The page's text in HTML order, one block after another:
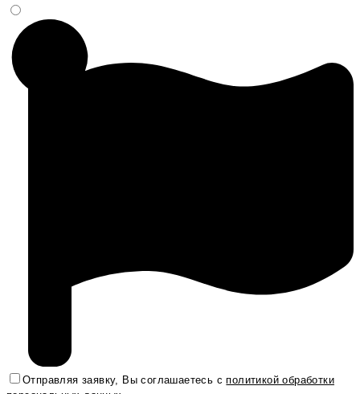
Отправляя заявку, Вы соглашаетесь сполитикой обработки